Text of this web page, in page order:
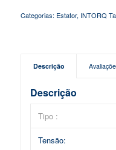
Categorias: Estator, INTORQ
Descrição
Descrição
Tipo :
Tensão: